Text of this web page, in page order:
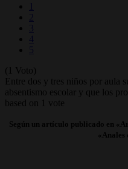
1
2
3
4
5
(1 Voto)
Entre dos y tres niños por aula
absentismo escolar y que los
based on
1 vote
Según un artículo publicado en
«Anales